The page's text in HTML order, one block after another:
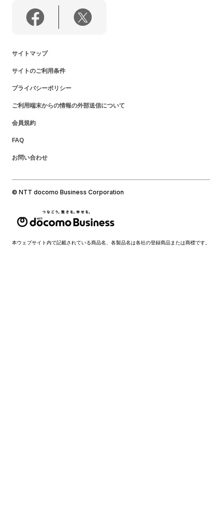
サイトマップ
サイトのご利用条件
プライバシーポリシー
ご利用端末からの情報の外部送信について
会員規約
FAQ
お問い合わせ
© NTT docomo Business Corporation
本ウェブサイト内で記載されている商品名、各製品名は各社の登録商品または商標です。